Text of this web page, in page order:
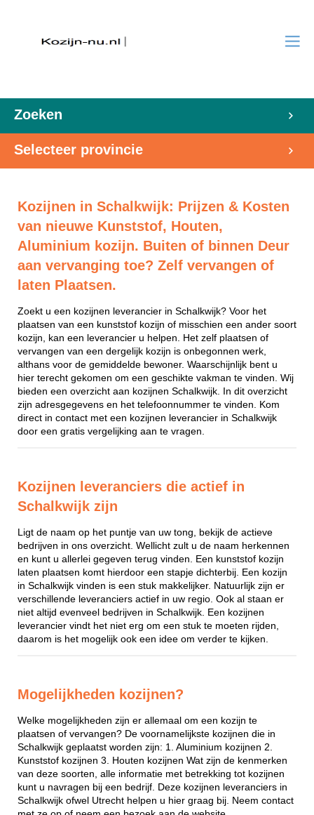
Zoeken
Selecteer provincie
Kozijnen in Schalkwijk: Prijzen & Kosten
van nieuwe Kunststof, Houten,
Aluminium kozijn. Buiten of binnen Deur
aan vervanging toe? Zelf vervangen of
laten Plaatsen.
Zoekt u een kozijnen leverancier in Schalkwijk? Voor het
plaatsen van een kunststof kozijn of misschien een ander soort
kozijn, kan een leverancier u helpen. Het zelf plaatsen of
vervangen van een dergelijk kozijn is onbegonnen werk,
althans voor de gemiddelde bewoner. Waarschijnlijk bent u
hier terecht gekomen om een geschikte vakman te vinden. Wij
bieden een overzicht aan kozijnen Schalkwijk. In dit overzicht
zijn adresgegevens en het telefoonnummer te vinden. Kom
direct in contact met een kozijnen leverancier in Schalkwijk
door een gratis vergelijking aan te vragen.
Kozijnen leveranciers die actief in
Schalkwijk zijn
Ligt de naam op het puntje van uw tong, bekijk de actieve
bedrijven in ons overzicht. Wellicht zult u de naam herkennen
en kunt u allerlei gegeven terug vinden. Een kunststof kozijn
laten plaatsen komt hierdoor een stapje dichterbij. Een kozijn
in Schalkwijk vinden is een stuk makkelijker. Natuurlijk zijn er
verschillende leveranciers actief in uw regio. Ook al staan er
niet altijd evenveel bedrijven in Schalkwijk. Een kozijnen
leverancier vindt het niet erg om een stuk te moeten rijden,
daarom is het mogelijk ook een idee om verder te kijken.
Mogelijkheden kozijnen?
Welke mogelijkheden zijn er allemaal om een kozijn te
plaatsen of vervangen? De voornamelijkste kozijnen die in
Schalkwijk geplaatst worden zijn: 1. Aluminium kozijnen 2.
Kunststof kozijnen 3. Houten kozijnen Wat zijn de kenmerken
van deze soorten, alle informatie met betrekking tot kozijnen
kunt u navragen bij een bedrijf. Deze kozijnen leveranciers in
Schalkwijk ofwel Utrecht helpen u hier graag bij. Neem contact